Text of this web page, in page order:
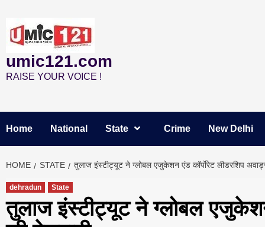
content
umic121.com
RAISE YOUR VOICE !
Home National State Crime New Delhi
HOME STATE तुलाज इंस्टीट्यूट ने ग्लोबल एजुकेशन एंड कॉर्पाेरेट लीडरशिप
dehradun State
तुलाज इंस्टीट्यूट ने ग्लोबल